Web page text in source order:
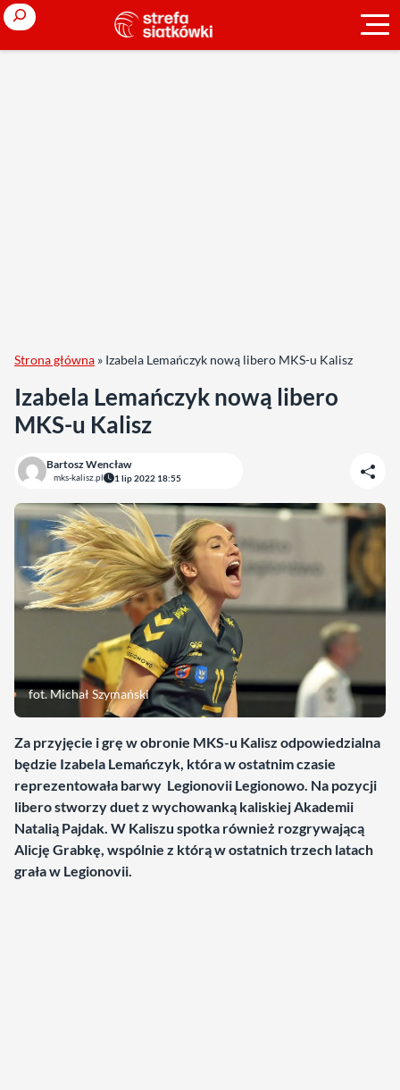
Search
Strona główna » Izabela Lemańczyk nową libero MKS-u Kalisz
Izabela Lemańczyk nową libero
MKS-u Kalisz
Bartosz Wencław
mks-kalisz.pl 1 lip 2022 18:55
fot. Michał Szymański
Za przyjęcie i grę w obronie MKS-u Kalisz odpowiedzialna
będzie Izabela Lemańczyk, która w ostatnim czasie
reprezentowała barwy Legionovii Legionowo. Na pozycji
libero stworzy duet z wychowanką kaliskiej Akademii
Natalią Pajdak. W Kaliszu spotka również rozgrywającą
Alicję Grabkę, wspólnie z którą w ostatnich trzech latach
grała w Legionovii.